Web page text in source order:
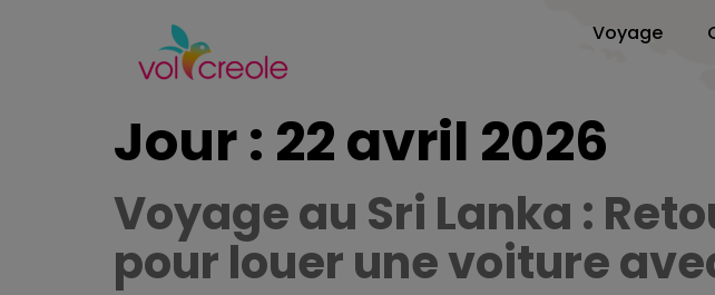
Voyage
Jour : 22 avril 2026
Voyage au Sri Lanka :
pour louer une voiture